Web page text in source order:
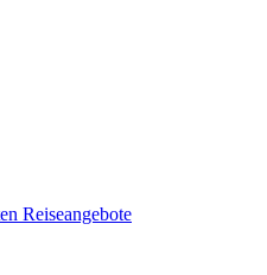
Reiseangebote